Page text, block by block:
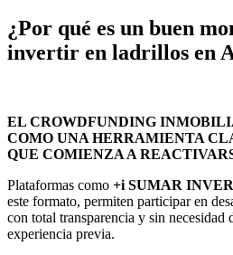
¿Por qué es un buen
invertir en ladrillos en
EL CROWDFUNDING
COMO UNA HERRAMIENTA
QUE COMIENZA A
Plataformas como +i SUMAR
este formato, permiten participar en
con total transparencia y sin necesidad
experiencia previa.